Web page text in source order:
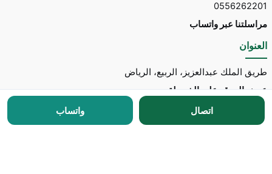
0556262201
مراسلتنا عبر واتساب
العنوان
طريق الملك عبدالعزيز، الربيع، الرياض
عرض الموقع على الخريطة
جميع الحقوق محفوظة © 2026 لـ
توسط للاستقدام
اتصال واتساب